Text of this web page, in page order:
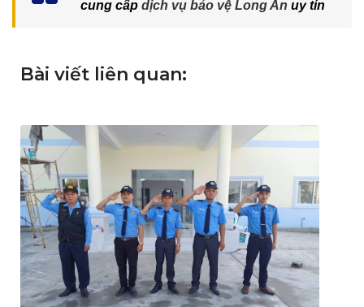
cung cấp dịch vụ bảo vệ Long An uy tín
Bài viết liên quan: